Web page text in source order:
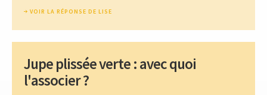
VOIR LA RÉPONSE DE LISE
Jupe plissée verte : avec quoi
l'associer ?